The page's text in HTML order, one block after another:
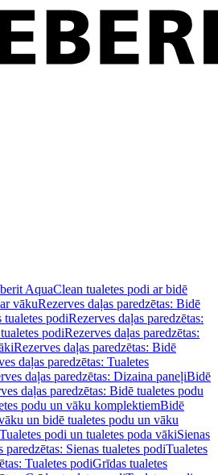
AquaClean tualetes podi ar bidē
vākuRezerves daļas paredzētas: Bidē
tualetes podiRezerves daļas paredzētas:
podiRezerves daļas paredzētas:
Rezerves daļas paredzētas: Bidē
daļas paredzētas: Tualetes
daļas paredzētas: Dizaina paneļiBidē
daļas paredzētas: Bidē tualetes podu
podu un vāku komplektiemBidē
un bidē tualetes podu un vāku
Tualetes podi un tualetes poda vākiSienas
paredzētas: Sienas tualetes podiTualetes
Tualetes podiGrīdas tualetes